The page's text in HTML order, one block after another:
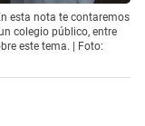
esta nota te contaremos
colegio público, entre
este tema. | Foto: